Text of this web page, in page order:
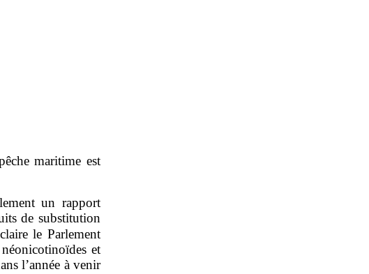
maritime est
un rapport
de substitution
le Parlement
et
l’année à venir